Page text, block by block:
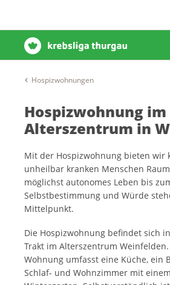
Hospizwohnungen
Hospizwohnung im
Alterszentrum in
Mit der Hospizwohnung bieten wir
unheilbar kranken Menschen
möglichst autonomes Leben bis
Selbstbestimmung und Würde
Mittelpunkt.
Die Hospizwohnung befindet sich
Trakt im Alterszentrum
Wohnung umfasst eine Küche, ein
Schlaf- und Wohnzimmer mit